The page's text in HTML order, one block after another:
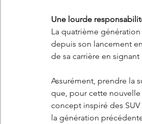
Une lourde
La quatrième
depuis son lancement
de sa carrière en
Assurément, prendre la
que, pour cette
concept inspiré des
la génération